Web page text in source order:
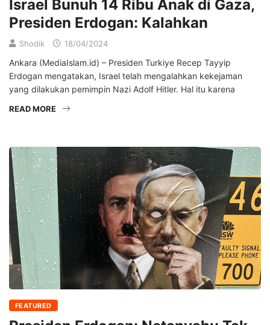
Israel Bunuh 14 Ribu Anak di Gaza,
Presiden Erdogan: Kalahkan
Shodik 18/04/2024
Ankara (MediaIslam.id) – Presiden Turkiye Recep Tayyip
Erdogan mengatakan, Israel telah mengalahkan kekejaman
yang dilakukan pemimpin Nazi Adolf Hitler. Hal itu karena
READ MORE
FEATURED